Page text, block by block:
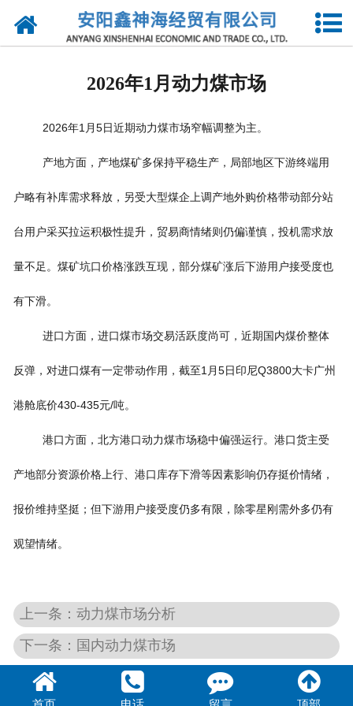
网站首页
联系我们
2026年1月动力煤市场
2026年1月 5日近期动力煤市场窄幅调整为主。
产地方面，产地煤矿多保持平稳生产，局部地区下游终端用
户略有补库需求释放，另受大型煤企上调产地外购价格带动部分站
台用户采买拉运积极性提升，贸易商情绪则仍偏谨慎，投机需求放
量不足。煤矿坑口价格涨跌互现，部分煤矿涨后下游用户接受度也
有下滑。
进口方面，进口煤市场交易活跃度尚可，近期国内煤价整体
反弹，对进口煤有一定带动作用，截至 1月 5日印尼Q3800大卡广州
港舱底价430-435元/吨。
港口方面，北方港口动力煤市场稳中偏强运行。港口货主受
产地部分资源价格上行、港口库存下滑等因素影响仍存挺价情绪，
报价维持坚挺；但下游用户接受度仍多有限，除零星刚需外多仍有
观望情绪。
上一条：动力煤市场分析
下一条：国内动力煤市场